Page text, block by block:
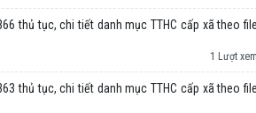
thủ tục, chi tiết danh mục TTHC cấp xã theo file
1 Lượt xem
thủ tục, chi tiết danh mục TTHC cấp xã theo file